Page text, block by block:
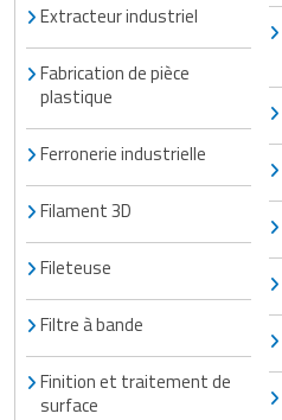
Extracteur industriel
Fabrication de pièce
plastique
Ferronerie industrielle
Filament 3D
Fileteuse
Filtre à bande
Finition et traitement de
surface